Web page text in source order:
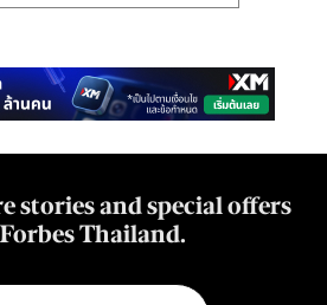
stories and special offers
Thailand.